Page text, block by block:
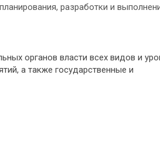
разработки и
органов власти всех видов и
а также государственные и